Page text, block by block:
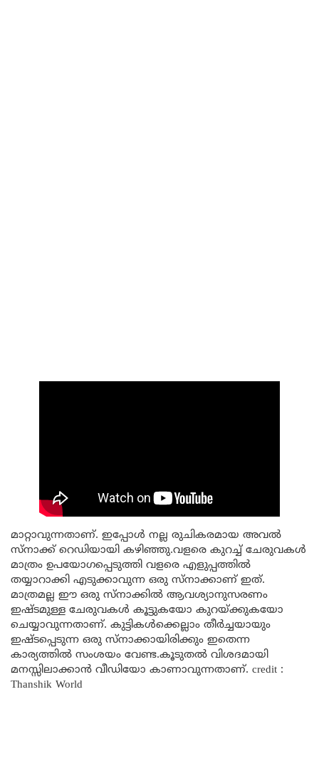
മാറ്റാവുന്നതാണ്. ഇപ്പോൾ നല്ല രുചികരമായ അവൽ
സ്നാക്ക് റെഡിയായി കഴിഞ്ഞു.വളരെ കുറച്ച് ചേരുവകൾ
മാത്രം ഉപയോഗപ്പെടുത്തി വളരെ എളുപ്പത്തിൽ
തയ്യാറാക്കി എടുക്കാവുന്ന ഒരു സ്നാക്കാണ് ഇത്.
മാത്രമല്ല ഈ ഒരു സ്നാക്കിൽ ആവശ്യാനുസരണം
ഇഷ്ടമുള്ള ചേരുവകൾ കൂട്ടുകയോ കുറയ്ക്കുകയോ
ചെയ്യാവുന്നതാണ്. കുട്ടികൾക്കെല്ലാം തീർച്ചയായും
ഇഷ്ടപ്പെടുന്ന ഒരു സ്നാക്കായിരിക്കും ഇതെന്ന
കാര്യത്തിൽ സംശയം വേണ്ട.കൂടുതൽ വിശദമായി
മനസ്സിലാക്കാൻ വീഡിയോ കാണാവുന്നതാണ്. credit :
Thanshik World